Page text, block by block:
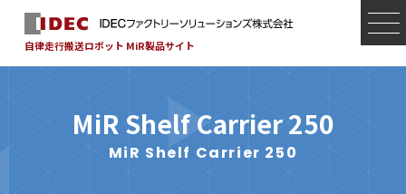
自律走行搬送ロボット MiR製品サイト
MiR Shelf Carrier 250
MiR Shelf Carrier 250